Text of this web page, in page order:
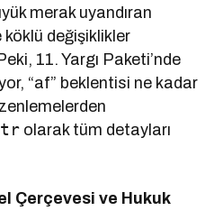
merak uyandıran
değişiklikler
11. Yargı Paketi’nde
“af” beklentisi ne kadar
olarak tüm detayları
Çerçevesi ve Hukuk